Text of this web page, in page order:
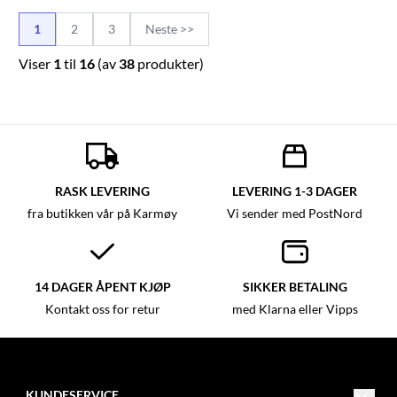
1 2 3 Neste >>
Viser 1til 16 (av38 produkter)
RASK LEVERING
fra butikken vår på Karmøy
LEVERING 1-3 DAGER
Vi sender med PostNord
14 DAGER ÅPENT KJØP
Kontakt oss for retur
SIKKER BETALING
med Klarna eller Vipps